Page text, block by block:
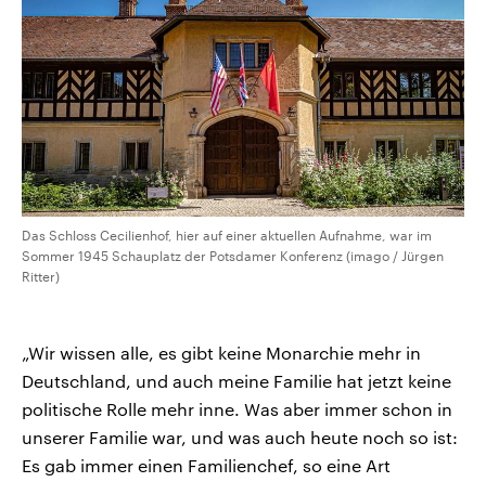
Das Schloss Cecilienhof, hier auf einer aktuellen Aufnahme, war im
Sommer 1945 Schauplatz der Potsdamer Konferenz (imago / Jürgen
Ritter)
„Wir wissen alle, es gibt keine Monarchie mehr in
Deutschland, und auch meine Familie hat jetzt keine
politische Rolle mehr inne. Was aber immer schon in
unserer Familie war, und was auch heute noch so ist:
Es gab immer einen Familienchef, so eine Art